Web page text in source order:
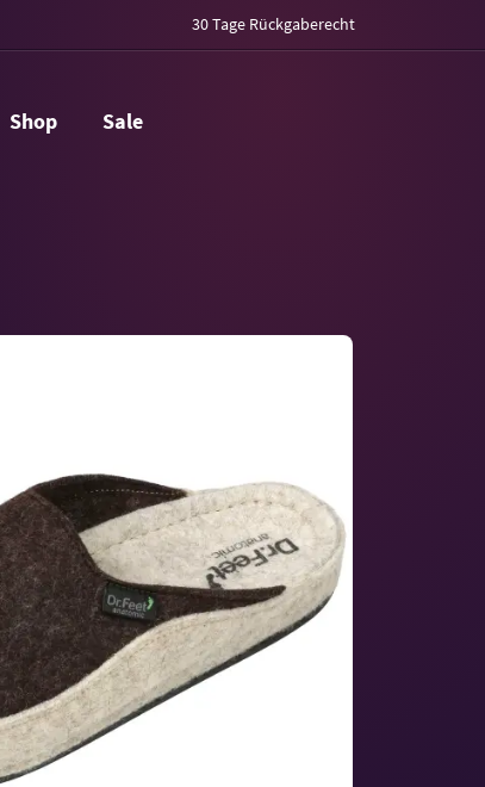
30 Tage Rückgaberecht
Shop Sale